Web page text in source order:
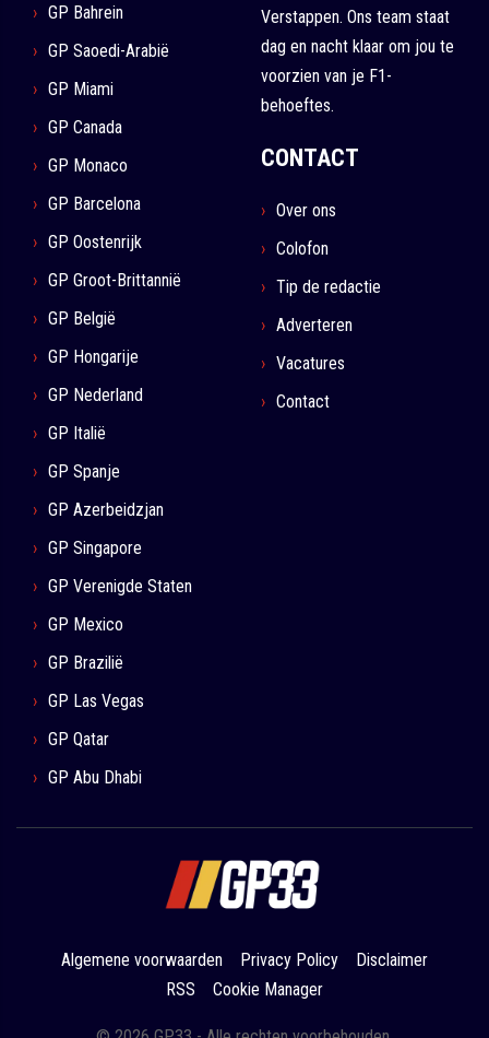
GP Bahrein
GP Saoedi-Arabië
GP Miami
GP Canada
GP Monaco
GP Barcelona
GP Oostenrijk
GP Groot-Brittannië
GP België
GP Hongarije
GP Nederland
GP Italië
GP Spanje
GP Azerbeidzjan
GP Singapore
GP Verenigde Staten
GP Mexico
GP Brazilië
GP Las Vegas
GP Qatar
GP Abu Dhabi
Verstappen. Ons team staat
dag en nacht klaar om jou te
voorzien van je F1-
behoeftes.
CONTACT
Over ons
Colofon
Tip de redactie
Adverteren
Vacatures
Contact
Algemene voorwaarden Privacy Policy
Disclaimer
RSS
Cookie Manager